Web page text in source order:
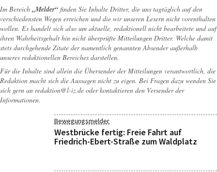
Im Bereich „Melder“ finden Sie Inhalte Dritter, die uns tagtäglich auf den
verschiedensten Wegen erreichen und die wir unseren Lesern nicht vorenthalten
wollen. Es handelt sich also um aktuelle, redaktionell nicht bearbeitete und auf
ihren Wahrheitsgehalt hin nicht überprüfte Mitteilungen Dritter. Welche damit
stets durchgehende Zitate der namentlich genannten Absender außerhalb
unseres redaktionellen Bereiches darstellen.
Für die Inhalte sind allein die Übersender der Mitteilungen verantwortlich, die
Redaktion macht sich die Aussagen nicht zu eigen. Bei Fragen dazu wenden Sie
sich gern an redaktion@l-iz.de oder kontaktieren den Versender der
Informationen.
Bewegungsmelder
Westbrücke fertig: Freie Fahrt auf
Friedrich-Ebert-Straße zum Waldplatz